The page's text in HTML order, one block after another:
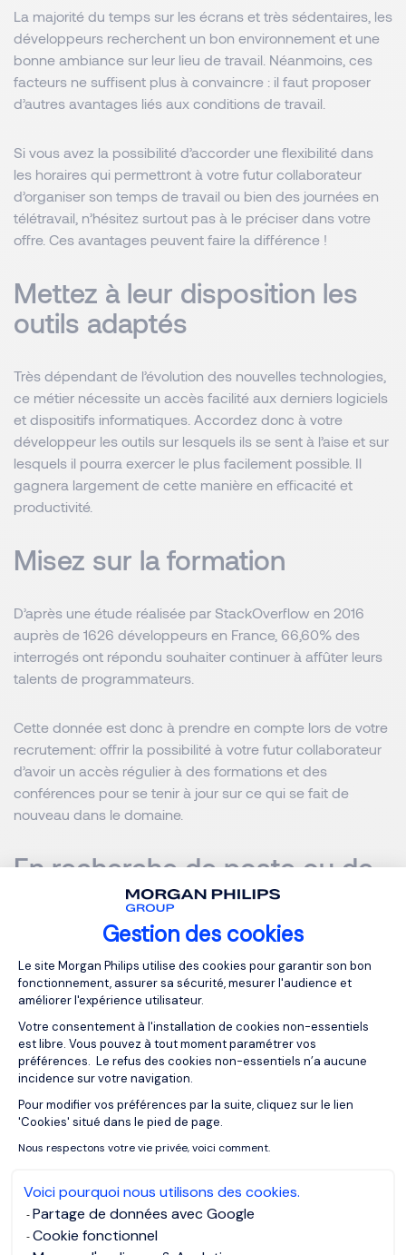
Gestion des cookies
Plateforme de Gestion du
Le site Morgan Philips utilise des cookies pour garantir son bon
fonctionnement, assurer sa sécurité, mesurer l'audience et
améliorer l'expérience utilisateur.
Votre consentement à l'installation de cookies non-essentiels
est libre. Vous pouvez à tout moment paramétrer vos
préférences. Le refus des cookies non-essentiels n’a aucune
incidence sur votre navigation.
Pour modifier vos préférences par la suite, cliquez sur le lien
'Cookies' situé dans le pied de page.
Nous respectons votre vie privée, voici comment.
Voici pourquoi nous utilisons des cookies.
Partage de données avec Google
Cookie fonctionnel
Axeptio consent
La majorité du temps sur les écrans et très sédentaires, les
développeurs recherchent un bon environnement et une
bonne ambiance sur leur lieu de travail. Néanmoins, ces
facteurs ne suffisent plus à convaincre : il faut proposer
d’autres avantages liés aux conditions de travail.
Si vous avez la possibilité d’accorder une flexibilité dans
les horaires qui permettront à votre futur collaborateur
d’organiser son temps de travail ou bien des journées en
télétravail, n’hésitez surtout pas à le préciser dans votre
offre. Ces avantages peuvent faire la différence !
Mettez à leur disposition les
outils adaptés
Très dépendant de l’évolution des nouvelles technologies,
ce métier nécessite un accès facilité aux derniers logiciels
et dispositifs informatiques. Accordez donc à votre
développeur les outils sur lesquels ils se sent à l’aise et sur
lesquels il pourra exercer le plus facilement possible. Il
gagnera largement de cette manière en efficacité et
productivité.
Misez sur la formation
D’après une étude réalisée par StackOverflow en 2016
auprès de 1626 développeurs en France, 66,60% des
interrogés ont répondu souhaiter continuer à affûter leurs
talents de programmateurs.
Cette donnée est donc à prendre en compte lors de votre
recrutement: offrir la possibilité à votre futur collaborateur
d’avoir un accès régulier à des formations et des
conférences pour se tenir à jour sur ce qui se fait de
nouveau dans le domaine.
En recherche de poste ou de
talents ? Contactez-nous !
d’un tiers des développeurs ont trouvé leur emploi après
avoir été contacté par un consultant en recrutement.
recruter un développeur au sein de votre entreprise,
contactez un de nos consultant spécialisé sur ces
fonctions :
Olivier FOUS
Team Leader Fyte Dev & Technology
MORGAN PHILIPS SPECIALIST RECRUITMENT